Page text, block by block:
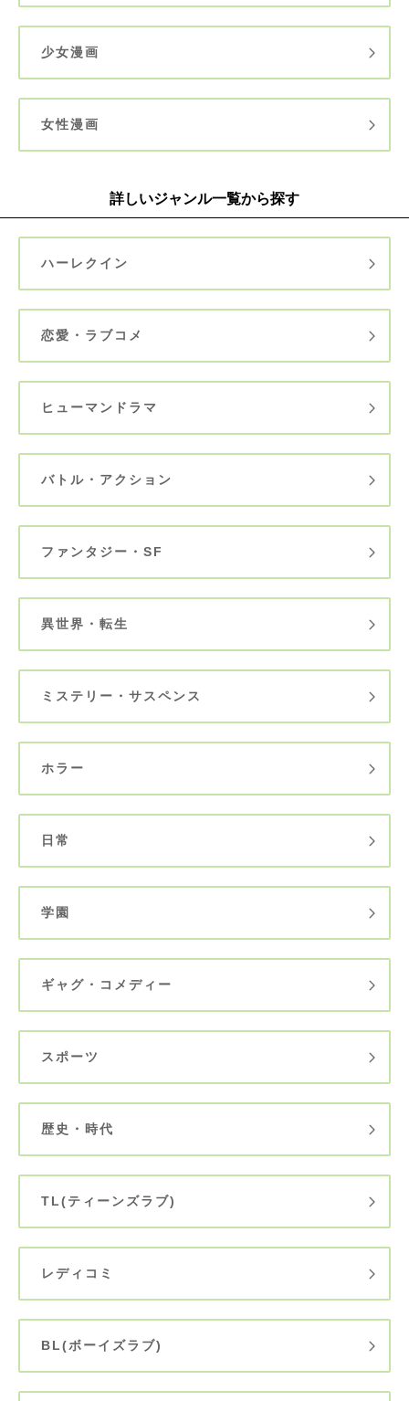
少女漫画
女性漫画
詳しいジャンル一覧から探す
ハーレクイン
恋愛・ラブコメ
ヒューマンドラマ
バトル・アクション
ファンタジー・SF
異世界・転生
ミステリー・サスペンス
ホラー
日常
学園
ギャグ・コメディー
スポーツ
歴史・時代
TL(ティーンズラブ)
レディコミ
BL(ボーイズラブ)